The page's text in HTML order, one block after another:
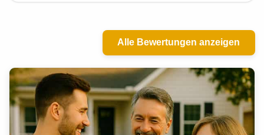
Alle Bewertungen anzeigen